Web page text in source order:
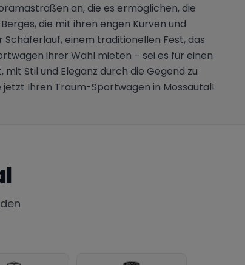
an, die es ermöglichen, die
die mit ihren engen Kurven und
einem traditionellen Fest, das
ihrer Wahl mieten – sei es für einen
Stil und Eleganz durch die Gegend zu
jetzt Ihren Traum-Sportwagen in Mossautal!